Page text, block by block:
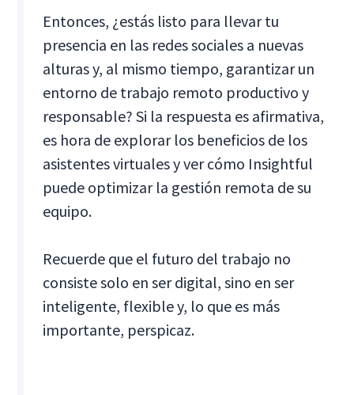
Entonces, ¿estás listo para llevar tu
presencia en las redes sociales a nuevas
alturas y, al mismo tiempo, garantizar un
entorno de trabajo remoto productivo y
responsable? Si la respuesta es afirmativa,
es hora de explorar los beneficios de los
asistentes virtuales y ver cómo Insightful
puede optimizar la gestión remota de su
equipo.
Recuerde que el futuro del trabajo no
consiste solo en ser digital, sino en ser
inteligente, flexible y, lo que es más
importante, perspicaz.